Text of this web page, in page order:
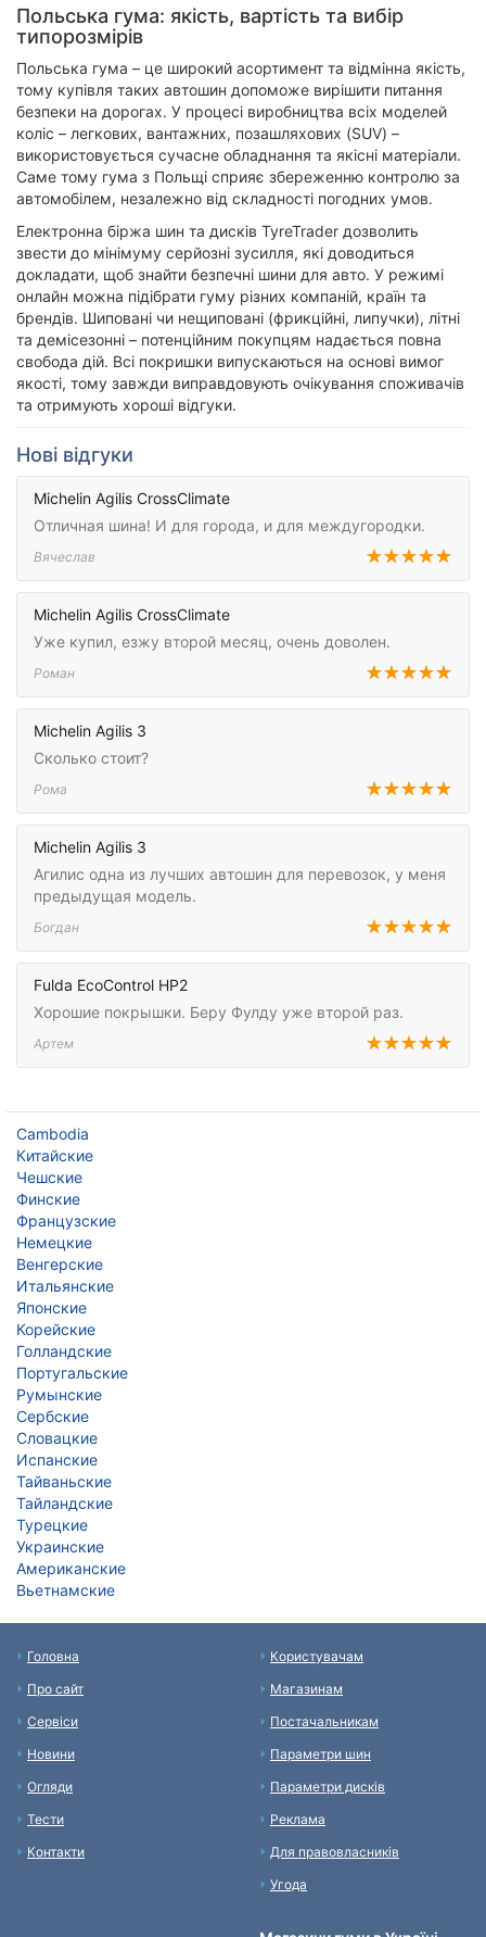
Польська гума: якість, вартість та вибір
типорозмірів
Польська гума – це широкий асортимент та відмінна якість,
тому купівля таких автошин допоможе вирішити питання
безпеки на дорогах. У процесі виробництва всіх моделей
коліс – легкових, вантажних, позашляхових (SUV) –
використовується сучасне обладнання та якісні матеріали.
Саме тому гума з Польщі сприяє збереженню контролю за
автомобілем, незалежно від складності погодних умов.
Електронна біржа шин та дисків TyreTrader дозволить
звести до мінімуму серйозні зусилля, які доводиться
докладати, щоб знайти безпечні шини для авто. У режимі
онлайн можна підібрати гуму різних компаній, країн та
брендів. Шиповані чи нещиповані (фрикційні, липучки), літні
та демісезонні – потенційним покупцям надається повна
свобода дій. Всі покришки випускаються на основі вимог
якості, тому завжди виправдовують очікування споживачів
та отримують хороші відгуки.
Нові відгуки
Michelin Agilis CrossClimate
Отличная шина! И для города, и для междугородки.
Вячеслав
Michelin Agilis CrossClimate
Уже купил, езжу второй месяц, очень доволен.
Роман
Michelin Agilis 3
Сколько стоит?
Рома
Michelin Agilis 3
Агилис одна из лучших автошин для перевозок, у меня
предыдущая модель.
Богдан
Fulda EcoControl HP2
Хорошие покрышки. Беру Фулду уже второй раз.
Артем
Cambodia
Китайские
Чешские
Финские
Французские
Немецкие
Венгерские
Итальянские
Японские
Корейские
Голландские
Португальские
Румынские
Сербские
Словацкие
Испанские
Тайваньские
Тайландские
Турецкие
Украинские
Американские
Вьетнамские
Головна
Про сайт
Сервіси
Новини
Огляди
Тести
Контакти
Користувачам
Магазинам
Постачальникам
Параметри шин
Параметри дисків
Реклама
Для правовласників
Угода